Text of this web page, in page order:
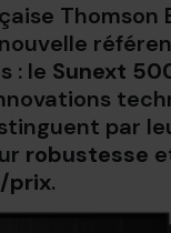
Thomson
: le Sunext
par
robustesse
prix.